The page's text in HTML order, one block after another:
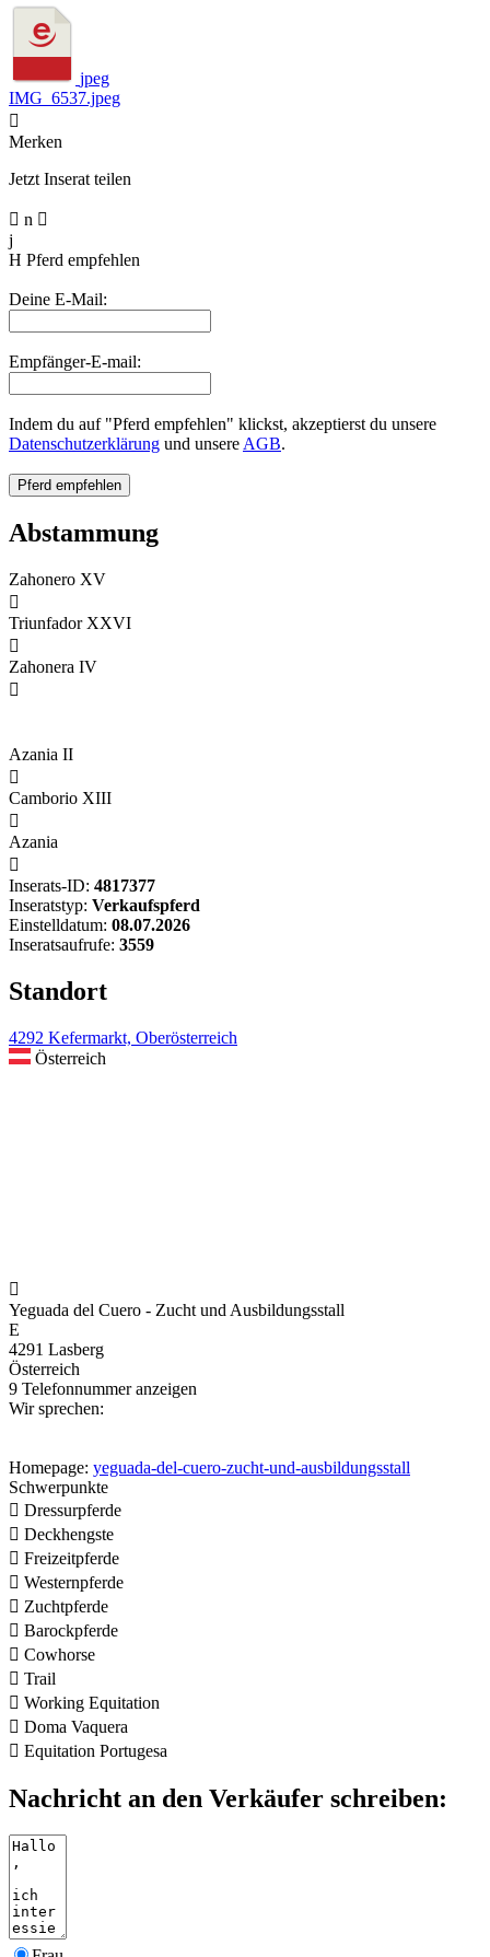
jpeg
IMG_6537.jpeg

Merken
Jetzt Inserat teilen
 n 
j
H Pferd empfehlen
Deine E-Mail:
Empfänger-E-mail:
Indem du auf "Pferd empfehlen" klickst, akzeptierst du unsere
Datenschutzerklärung und unsere AGB.
Abstammung
Zahonero XV

Triunfador XXVI

Zahonera IV

Azania II

Camborio XIII

Azania

Inserats-ID: 4817377
Inseratstyp: Verkaufspferd
Einstelldatum: 08.07.2026
Inseratsaufrufe: 3559
Standort
4292 Kefermarkt, Oberösterreich
Österreich

Yeguada del Cuero - Zucht und Ausbildungsstall
E
4291 Lasberg
Österreich
9 Telefonnummer anzeigen
Wir sprechen:
Homepage: yeguada-del-cuero-zucht-und-ausbildungsstall
Schwerpunkte
 Dressurpferde
 Deckhengste
 Freizeitpferde
 Westernpferde
 Zuchtpferde
 Barockpferde
 Cowhorse
 Trail
 Working Equitation
 Doma Vaquera
 Equitation Portugesa
Nachricht an den Verkäufer schreiben: